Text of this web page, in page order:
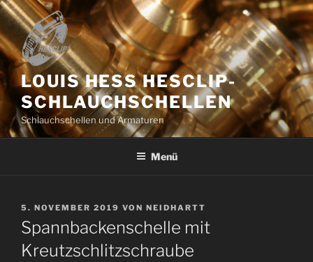
Zum
Inhalt
springen
LOUIS HESS HESCLIP-
SCHLAUCHSCHELLEN
Schlauchschellen und Armaturen
Menü
VERÖFFENTLICHT
AM
5. NOVEMBER 2019 VON NEIDHARTT
Spannbackenschelle mit
Kreutzschlitzschraube